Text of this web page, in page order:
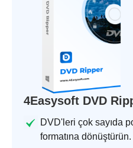
4Easysoft DVD
DVD'leri çok sayıda
formatına dönüştürün.